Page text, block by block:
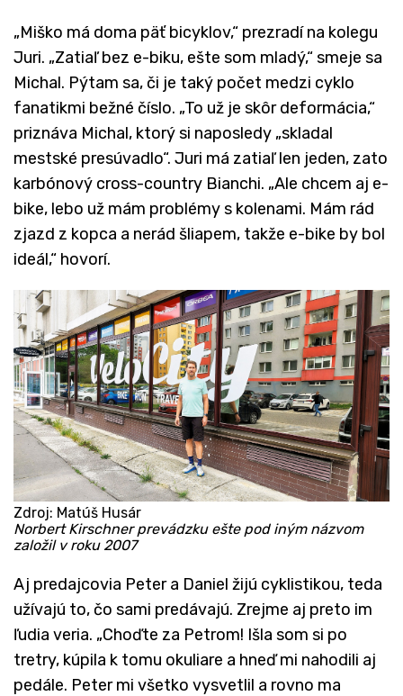
„Miško má doma päť bicyklov,“ prezradí na kolegu
Juri. „Zatiaľ bez e-biku, ešte som mladý,“ smeje sa
Michal. Pýtam sa, či je taký počet medzi cyklo
fanatikmi bežné číslo. „To už je skôr deformácia,“
priznáva Michal, ktorý si naposledy „skladal
mestské presúvadlo“. Juri má zatiaľ len jeden, zato
karbónový cross-country Bianchi. „Ale chcem aj e-
bike, lebo už mám problémy s kolenami. Mám rád
zjazd z kopca a nerád šliapem, takže e-bike by bol
ideál,“ hovorí.
Zdroj: Matúš Husár
Norbert Kirschner prevádzku ešte pod iným názvom
založil v roku 2007
Aj predajcovia Peter a Daniel žijú cyklistikou, teda
užívajú to, čo sami predávajú. Zrejme aj preto im
ľudia veria. „Choďte za Petrom! Išla som si po
tretry, kúpila k tomu okuliare a hneď mi nahodili aj
pedále. Peter mi všetko vysvetlil a rovno ma